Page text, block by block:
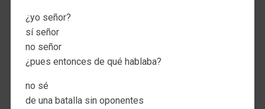
¿yo señor?
sí señor
no señor
¿pues entonces de qué hablaba?
no sé
de una batalla sin oponentes